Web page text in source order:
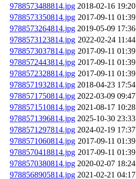
9788573488814.jpg 2018-02-16 19:20
9788573350814.jpg 2017-09-11 01:39
9788573264814.jpg 2019-05-09 17:36
9788573123814.jpg 2022-02-24 11:44
9788573037814.jpg 2017-09-11 01:39
9788572443814.jpg 2017-09-11 01:39
9788572328814.jpg 2017-09-11 01:39
9788571932814.jpg 2018-04-23 17:54
9788571750814.jpg 2022-03-09 09:47
9788571510814.jpg 2021-08-17 10:28
9788571396814.jpg 2025-10-30 23:33
9788571297814.jpg 2024-02-19 17:37
9788571060814.jpg 2017-09-11 01:39
9788570418814.jpg 2017-09-11 01:39
9788570380814.jpg 2020-02-07 18:24
9788568905814.jpg 2021-02-21 04:17